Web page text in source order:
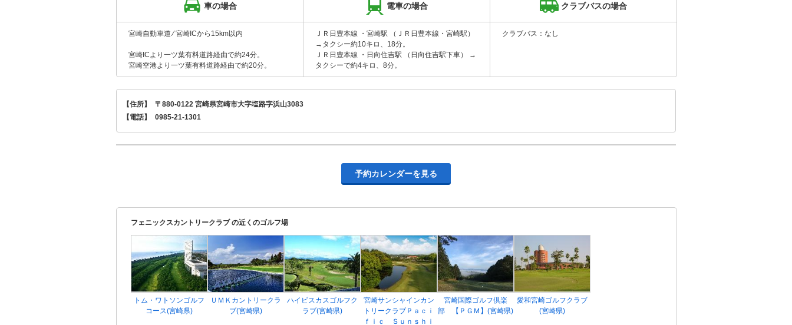
車の場合 電車の場合 クラブバスの場合
宮崎自動車道 ⁄ 宮崎ICから15km以内
宮崎ICより一ツ葉有料道路経由で約24分。
宮崎空港より一ツ葉有料道路経由で約20分。
ＪＲ日豊本線 ・宮崎駅 （ＪＲ日豊本線・宮崎駅）
→タクシー約10キロ、18分。
ＪＲ日豊本線 ・日向住吉駅 （日向住吉駅下車） →
タクシーで約4キロ、8分。
クラブバス：なし
【住所】
〒880-0122 宮崎県宮崎市大字塩路字浜山3083
【電話】
0985-21-1301
予約カレンダーを見る
フェニックスカントリークラブ の近くのゴルフ場
トム・ワトソンゴルフ
コース(宮崎県)
ＵＭＫカントリークラ
ブ(宮崎県)
ハイビスカスゴルフク
ラブ(宮崎県)
宮崎サンシャインカン
トリークラブＰａｃｉ
ｆｉｃ Ｓｕｎｓｈｉ
宮崎国際ゴルフ倶楽
部 【ＰＧＭ】(宮崎県)
愛和宮崎ゴルフクラブ
(宮崎県)